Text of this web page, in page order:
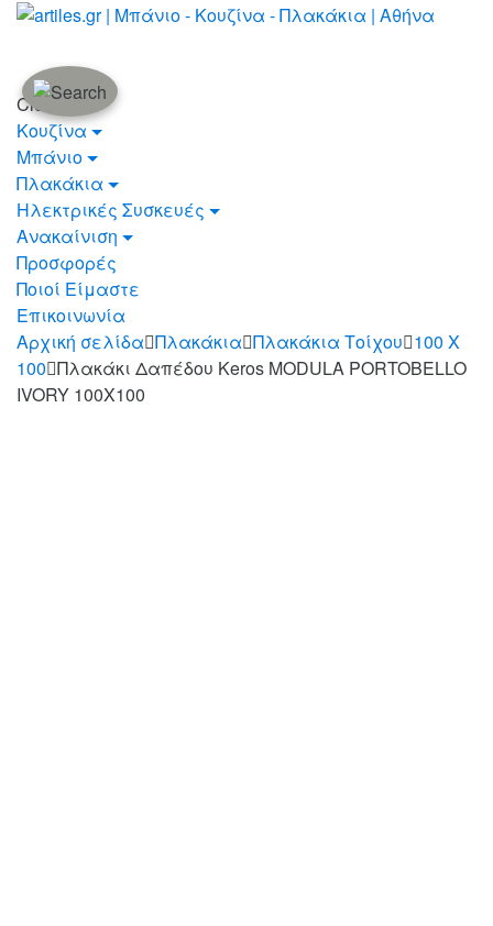
Skip
navigation
Skip
content
Close
Κουζίνα
Μπάνιο
Πλακάκια
Ηλεκτρικές Συσκευές
Ανακαίνιση
Προσφορές
Ποιοί Είμαστε
Επικοινωνία
Αρχική σελίδα Πλακάκια Πλακάκια Τοίχου 100 X
100 Πλακάκι Δαπέδου Keros MODULA PORTOBELLO
IVORY 100X100